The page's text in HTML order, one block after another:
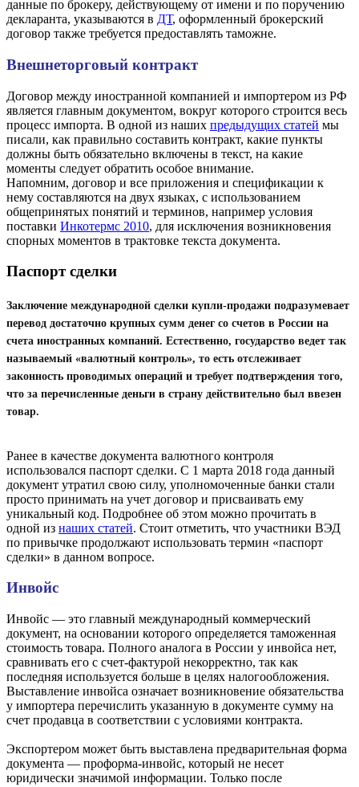
данные по брокеру, действующему от имени и по поручению
декларанта, указываются в ДТ, оформленный брокерский
договор также требуется предоставлять таможне.
Внешнеторговый контракт
Договор между иностранной компанией и импортером из РФ
является главным документом, вокруг которого строится весь
процесс импорта. В одной из наших предыдущих статей мы
писали, как правильно составить контракт, какие пункты
должны быть обязательно включены в текст, на какие
моменты следует обратить особое внимание.
Напомним, договор и все приложения и спецификации к
нему составляются на двух языках, с использованием
общепринятых понятий и терминов, например условия
поставки Инкотермс 2010, для исключения возникновения
спорных моментов в трактовке текста документа.
Паспорт сделки
Заключение международной сделки купли-продажи подразумевает
перевод достаточно крупных сумм денег со счетов в России на
счета иностранных компаний. Естественно, государство ведет так
называемый «валютный контроль», то есть отслеживает
законность проводимых операций и требует подтверждения того,
что за перечисленные деньги в страну действительно был ввезен
товар.
Ранее в качестве документа валютного контроля
использовался паспорт сделки. С 1 марта 2018 года данный
документ утратил свою силу, уполномоченные банки стали
просто принимать на учет договор и присваивать ему
уникальный код. Подробнее об этом можно прочитать в
одной из наших статей. Стоит отметить, что участники ВЭД
по привычке продолжают использовать термин «паспорт
сделки» в данном вопросе.
Инвойс
Инвойс — это главный международный коммерческий
документ, на основании которого определяется таможенная
стоимость товара. Полного аналога в России у инвойса нет,
сравнивать его с счет-фактурой некорректно, так как
последняя используется больше в целях налогообложения.
Выставление инвойса означает возникновение обязательства
у импортера перечислить указанную в документе сумму на
счет продавца в соответствии с условиями контракта.
Экспортером может быть выставлена предварительная форма
документа — проформа-инвойс, который не несет
юридически значимой информации. Только после